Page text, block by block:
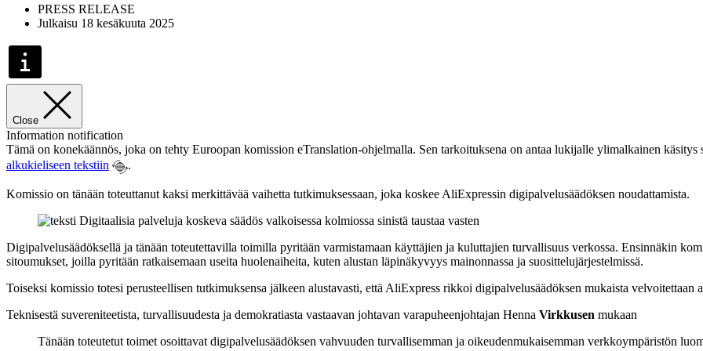
PRESS RELEASE
Julkaisu 18 kesäkuuta 2025
Close
Information notification
Tämä on konekäännös, joka on tehty Euroopan komission eTranslation-ohjelmalla. Sen tarkoituksena on antaa lukijalle ylimalkainen käsitys
alkukieliseen tekstiin
.
Komissio on tänään toteuttanut kaksi merkittävää vaihetta tutkimuksessaan, joka koskee AliExpressin digipalvelusäädöksen noudattamista.
Digipalvelusäädöksellä ja tänään toteutettavilla toimilla pyritään varmistamaan käyttäjien ja kuluttajien turvallisuus verkossa. Ensinnäkin
sitoumukset, joilla pyritään ratkaisemaan useita huolenaiheita, kuten alustan läpinäkyvyys mainonnassa ja suosittelujärjestelmissä.
Toiseksi komissio totesi perusteellisen tutkimuksensa jälkeen alustavasti, että AliExpress rikkoi digipalvelusäädöksen mukaista
Teknisestä suvereniteetista, turvallisuudesta ja demokratiasta vastaavan johtavan varapuheenjohtajan Henna Virkkusen mukaan
Tänään toteutetut toimet osoittavat digipalvelusäädöksen vahvuuden turvallisemman ja oikeudenmukaisemman verkkoympäristön